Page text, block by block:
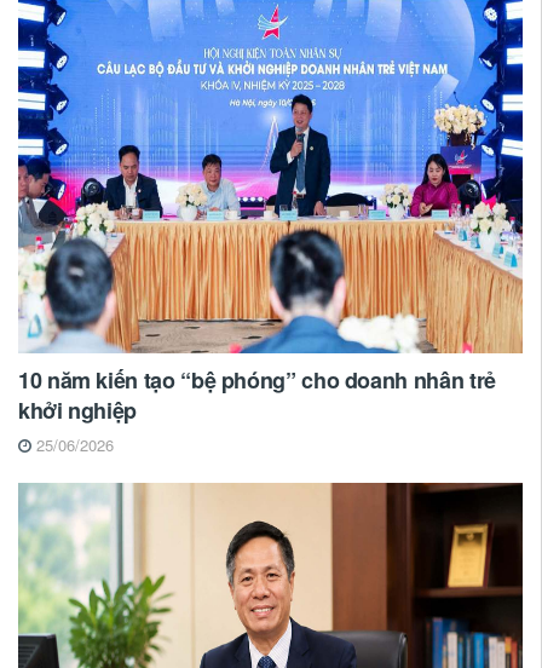
10 năm kiến tạo “bệ phóng” cho doanh nhân trẻ
khởi nghiệp
25/06/2026